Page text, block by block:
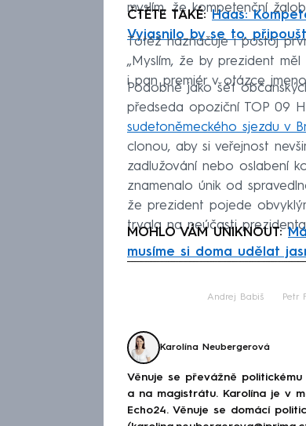
myslím, že kompetenční
ČTĚTE TAKÉ:Haas:
Vyjasnilo by se to,
Totéž naznačuje i postoj
„Myslím, že by prezident
i pan premiér v otázce
Podobně jako šéf
předseda opoziční TOP 09
sudetoněmeckého sjezdu v
clonou, aby si veřejnost
zadlužování nebo oslabení
znamenalo únik od
že prezident pojede
trvala na neúčasti
MOHLO VÁM UNIKNOUT:
musíme si doma udělat
Andrej Babiš Petr
Karolína Neubergerová
Věnuje se převážně
a na magistrátu. Karolína je v
Echo24. Věnuje se domácí